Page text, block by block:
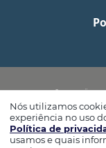
©2025
Nós utilizamos
experiência no uso
Política de
usamos e quais